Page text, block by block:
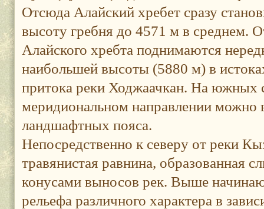
Отсюда Алайский хребет сразу
высоту гребня до 4571 м в среднем.
Алайского хребта поднимаются
наибольшей высоты (5880 м) в
притока реки Ходжаачкан. На южных
меридиональном направлении можно
ландшафтных пояса.
Непосредственно к северу от реки
травянистая равнина, образованная
конусами выносов рек. Выше
рельефа различного характера в